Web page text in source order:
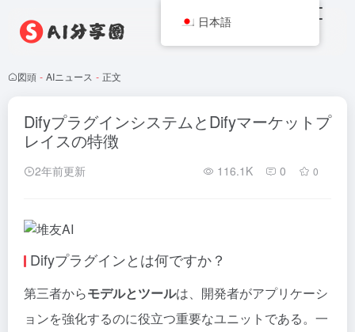
図頭 - AIニュース - 正文
DifyプラグインシステムとDifyマーケットプ
レイスの特徴
2年前更新 116.1K 0 0
Difyプラグインとは何ですか？
第三者からモデルとツールは、開発者がアプリケーシ
ョンを強化するのに役立つ重要なユニットである。一
日本語